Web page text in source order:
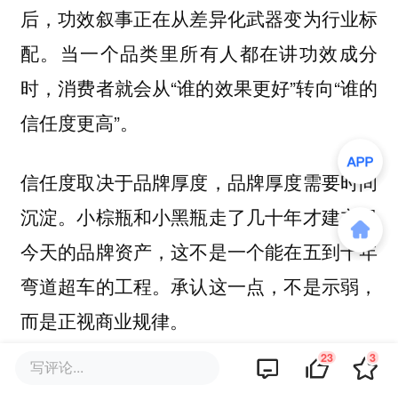
后，功效叙事正在从差异化武器变为行业标
配。当一个品类里所有人都在讲功效成分
时，消费者就会从“谁的效果更好”转向“谁的
信任度更高”。
信任度取决于品牌厚度，品牌厚度需要时间
沉淀。小棕瓶和小黑瓶走了几十年才建立起
今天的品牌资产，这不是一个能在五到十年
弯道超车的工程。承认这一点，不是示弱，
而是正视商业规律。
效率本身并没有错。珀莱雅过去靠效率优势
写评论... 23 3